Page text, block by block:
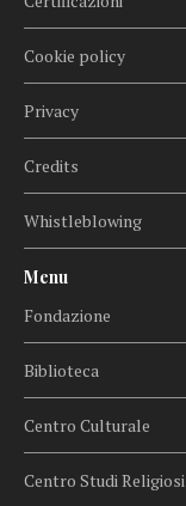
Cookie policy
Privacy
Credits
Whistleblowing
Menu
Fondazione
Biblioteca
Centro Culturale
Centro Studi Religiosi